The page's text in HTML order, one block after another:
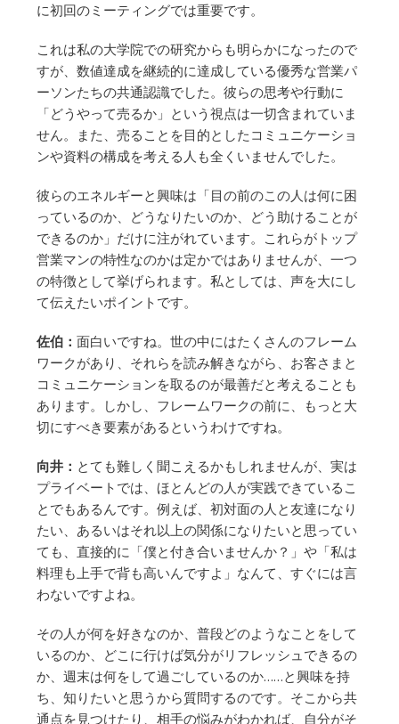
に初回のミーティングでは重要です。
これは私の大学院での研究からも明らかになったので
すが、数値達成を継続的に達成している優秀な営業パ
ーソンたちの共通認識でした。彼らの思考や行動に
「どうやって売るか」という視点は一切含まれていま
せん。また、売ることを目的としたコミュニケーショ
ンや資料の構成を考える人も全くいませんでした。
彼らのエネルギーと興味は「目の前のこの人は何に困
っているのか、どうなりたいのか、どう助けることが
できるのか」だけに注がれています。これらがトップ
営業マンの特性なのかは定かではありませんが、一つ
の特徴として挙げられます。私としては、声を大にし
て伝えたいポイントです。
佐伯： 面白いですね。世の中にはたくさんのフレーム
ワークがあり、それらを読み解きながら、お客さまと
コミュニケーションを取るのが最善だと考えることも
あります。しかし、フレームワークの前に、もっと大
切にすべき要素があるというわけですね。
向井： とても難しく聞こえるかもしれませんが、実は
プライベートでは、ほとんどの人が実践できているこ
とでもあるんです。例えば、初対面の人と友達になり
たい、あるいはそれ以上の関係になりたいと思ってい
ても、直接的に「僕と付き合いませんか？」や「私は
料理も上手で背も高いんですよ」なんて、すぐには言
わないですよね。
その人が何を好きなのか、普段どのようなことをして
いるのか、どこに行けば気分がリフレッシュできるの
か、週末は何をして過ごしているのか……と興味を持
ち、知りたいと思うから質問するのです。そこから共
通点を見つけたり、相手の悩みがわかれば、自分がそ